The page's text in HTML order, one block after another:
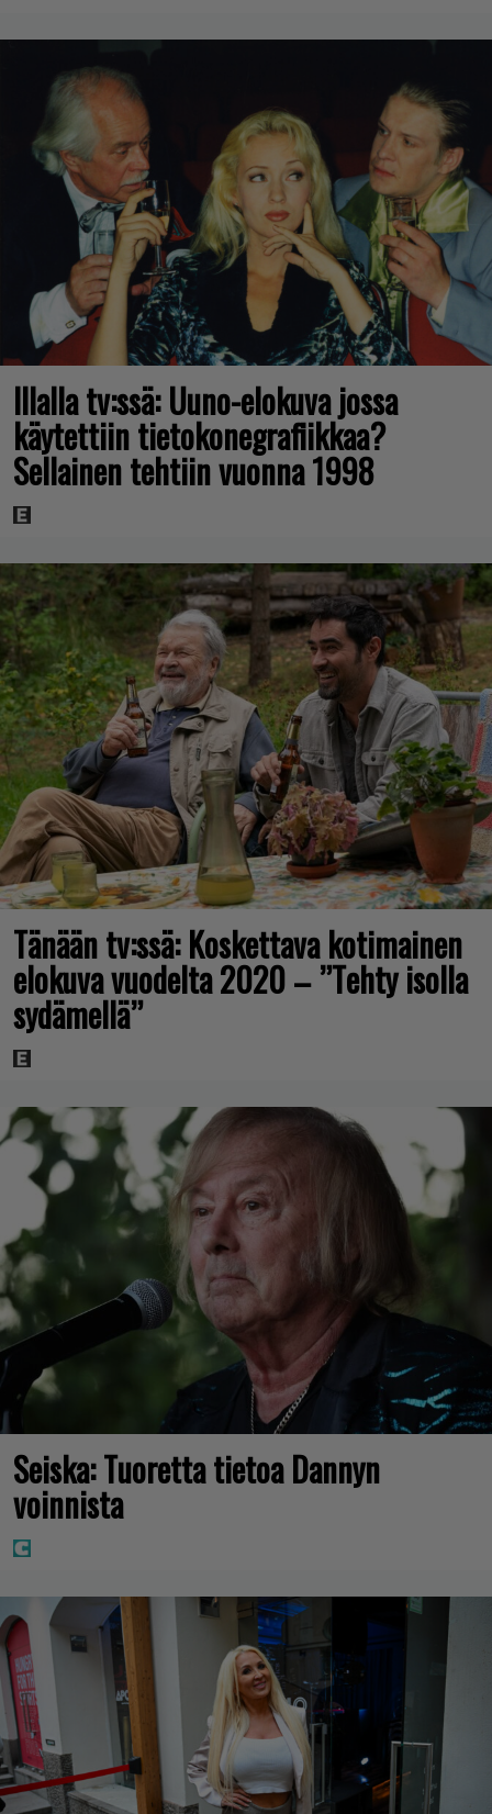
Illalla tv:ssä: Uuno-elokuva jossa
käytettiin tietokonegrafiikkaa?
Sellainen tehtiin vuonna 1998
Tänään tv:ssä: Koskettava kotimainen
elokuva vuodelta 2020 – ”Tehty isolla
sydämellä”
Seiska: Tuoretta tietoa Dannyn
voinnista